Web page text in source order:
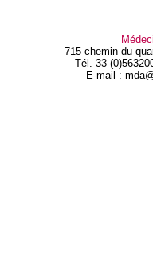
715 chemin du
Tél. 33
E-mail :